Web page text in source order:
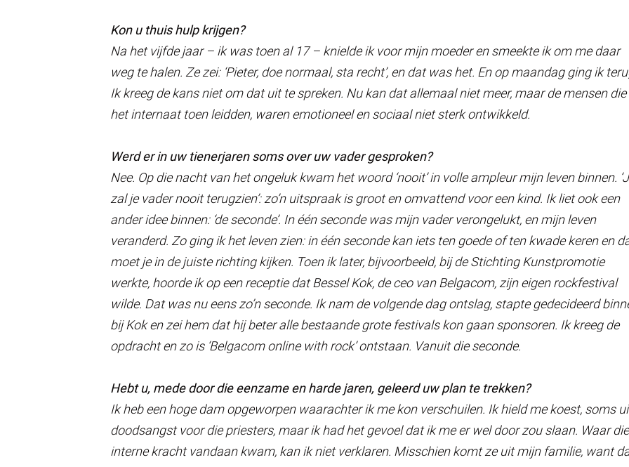
Kon u thuis hulp krijgen?
Na het vijfde jaar – ik was toen al 17 – knielde ik voor mijn moeder en smeekte ik om me daar
weg te halen. Ze zei: ‘Pieter, doe normaal, sta recht’, en dat was het. En op maandag ging ik
Ik kreeg de kans niet om dat uit te spreken. Nu kan dat allemaal niet meer, maar de mensen die
het internaat toen leidden, waren emotioneel en sociaal niet sterk ontwikkeld.
Werd er in uw tienerjaren soms over uw vader gesproken?
Nee. Op die nacht van het ongeluk kwam het woord ‘nooit’ in volleampleurmijn leven binnen.
zal je vadernooitterugzien’: zo’n uitspraak is groot en omvattend voor een kind. Ik liet ook een
ander idee binnen: ‘de seconde’. In één seconde was mijn vader verongelukt, en mijn leven
veranderd. Zo ging ik het leven zien: in één seconde kan iets ten goede of ten kwade keren en
moet je in de juiste richting kijken. Toen ik later, bijvoorbeeld, bij de Stichting Kunstpromotie
werkte, hoorde ik op een receptie dat Bessel Kok, de ceo van Belgacom, zijn eigen rockfestival
wilde. Dat was nu eens zo’n seconde. Ik nam de volgende dag ontslag, stapte gedecideerd
bij Kok en zei hem dat hij beter alle bestaande grote festivals kon gaan sponsoren. Ik kreeg de
opdracht en zo is ‘Belgacom online with rock’ ontstaan. Vanuit die seconde.
Hebt u, mede door die eenzame en harde jaren, geleerd uw plan te trekken?
Ik heb een hoge dam opgeworpen waarachter ik me kon verschuilen. Ik hield me koest, soms
doodsangst voor die priesters, maar ik had het gevoel dat ik me er wel door zou slaan. Waar die
interne kracht vandaan kwam, kan ik niet verklaren. Misschien komt ze uit mijn familie, want